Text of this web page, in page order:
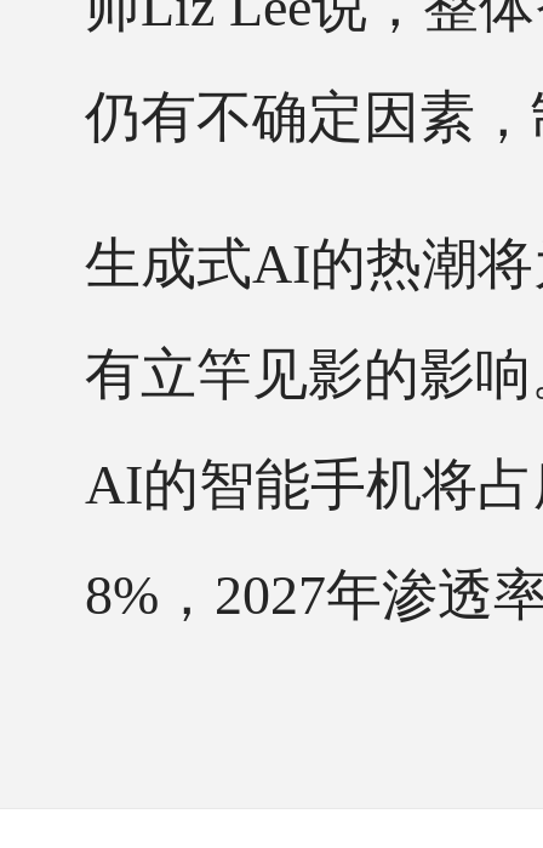
仍有不确定因素
生成式AI的热潮
有立竿见影的影
AI的智能手机将
8%，2027年渗透